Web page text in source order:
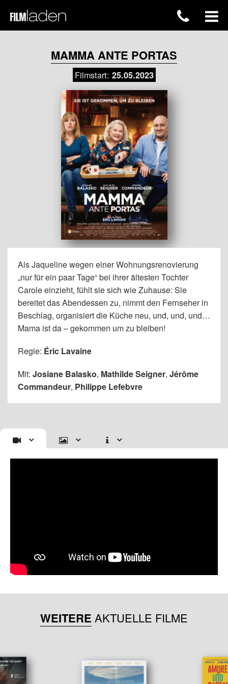
MAMMA ANTE PORTAS
Filmstart: 25.05.2023
Als Jaqueline wegen einer Wohnungsrenovierung
„nur für ein paar Tage“ bei ihrer ältesten Tochter
Carole einzieht, fühlt sie sich wie Zuhause: Sie
bereitet das Abendessen zu, nimmt den Fernseher in
Beschlag, organisiert die Küche neu, und, und, und…
Mama ist da – gekommen um zu bleiben!
Regie: Éric Lavaine
Mit: Josiane Balasko, Mathilde Seigner, Jérôme
Commandeur, Philippe Lefebvre
WEITERE AKTUELLE FILME